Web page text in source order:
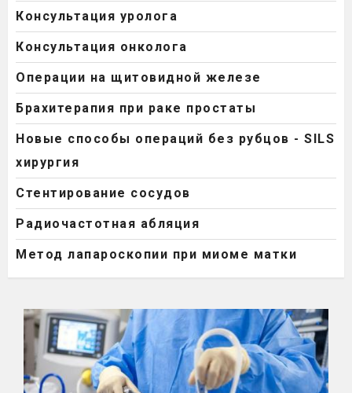
Консультация уролога
Консультация онколога
Операции на щитовидной железе
Брахитерапия при раке простаты
Новые способы операций без рубцов - SILS
хирургия
Стентирование сосудов
Радиочастотная абляция
Метод лапароскопии при миоме матки